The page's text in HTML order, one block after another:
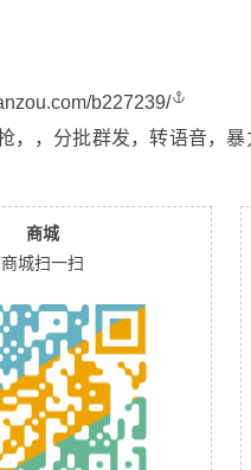
b227239/
，，分批群发，转语音，
商城
商城扫一扫